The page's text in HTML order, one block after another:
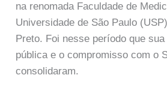
na renomada Faculdade de
Universidade de São Paulo
Preto. Foi nesse período que
pública e o compromisso com o
consolidaram.